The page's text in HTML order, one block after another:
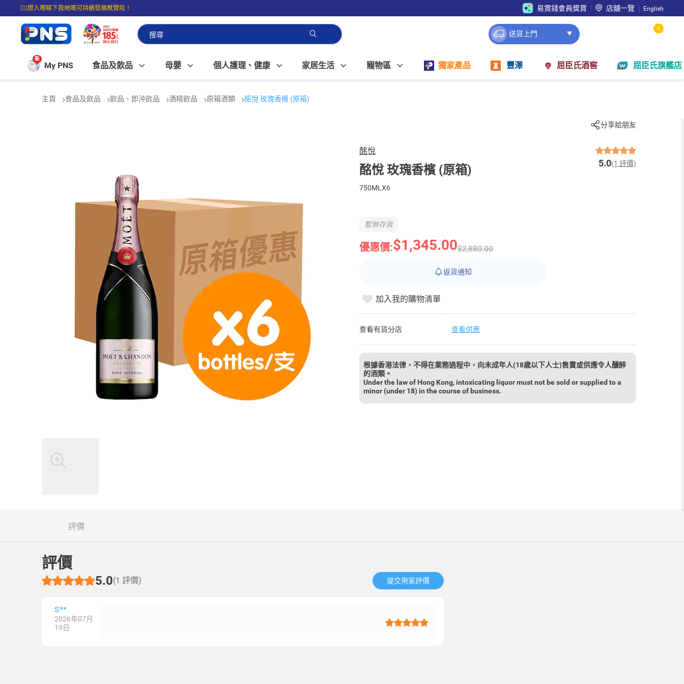
☝🏼㩒入嚟睇下我哋嘅可持續發展概覽啦！
⭐購物滿$399即享免費送貨；滿$100即可免費店取。
易賞錢會員獎賞 店舖一覽 English
送貨上門
0
新
My PNS 食品及飲品 母嬰 個人護理、健康 家居生活 寵物區 獨家產品 豐澤 屈臣氏酒窖 屈臣氏旗艦店
主頁 食品及飲品 飲品、即沖飲品 酒精飲品 原箱酒類 酩悅 玫瑰香檳 (原箱)
分享給朋友
酩悅
酩悅 玫瑰香檳 (原箱) 5.0(1 評價)
750MLX6
優惠價:$1,345.00$2,880.00
暫無存貨
返貨通知
加入我的購物清單
查看有貨分店 查看供應
根據香港法律，不得在業務過程中，向未成年人(18歲以下人士)售賣或供應令人醺醉
的酒類。
Under the law of Hong Kong, intoxicating liquor must not be sold or supplied to a
minor (under 18) in the course of business.
評價
評價
5.0(1 評價) 提交用家評價​
S**
2026年07月
19日